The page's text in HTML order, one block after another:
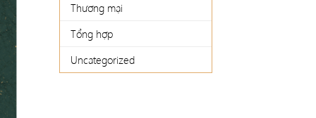
Thương mại
Tổng hợp
Uncategorized